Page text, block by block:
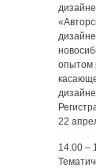
опытом
22
14.00 –